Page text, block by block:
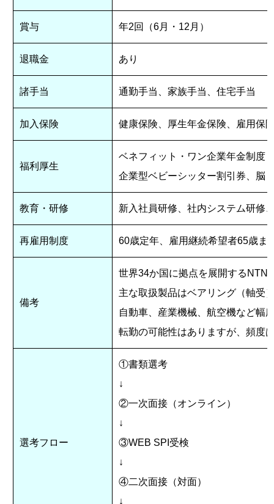
賞与 年2回（6月・12月）
退職金 あり
諸手当 通勤手当、家族手当、住宅手当
加入保険 健康保険、厚生年金保険、雇用保
福利厚生
ベネフィット・ワン企業年金制度
企業型ベビーシッター割引券、脳
教育・研修 新入社員研修、社内システム研修
再雇用制度 60歳定年、雇用継続希望者65歳ま
備考
世界34か国に拠点を展開するNTN
主な取扱製品はベアリング（軸受
自動車、産業機械、航空機など幅
転勤の可能性はありますが、頻度
選考フロー
①書類選考
↓
②一次面接（オンライン）
↓
③WEB SPI受検
↓
④二次面接（対面）
↓